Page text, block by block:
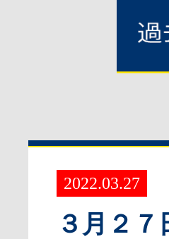
2022.03.27
３月２